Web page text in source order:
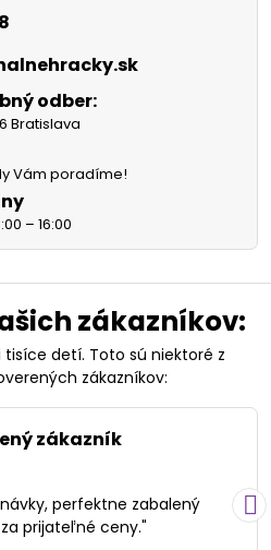
odber:
Bratislava
Vám poradíme!
– 16:00
zákazníkov:
tisíce detí. Toto sú niektoré z
zákazníkov:
zákazník
/
5
perfektne zabalený
prijateľné ceny."